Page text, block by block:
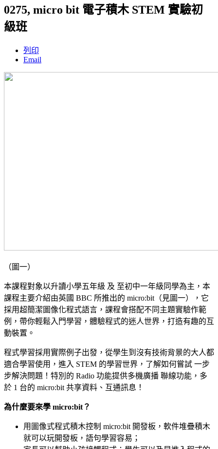
0275, micro bit 電子積木 STEM 實驗初
級班
列印
Email
（圖一）
本課程對象以升讀小學五年級 及 至初中一年級同學為主，本
課程主要介紹由英國 BBC 所推出的 micro:bit（見圖一），它
採用超簡潔圖像化程式語言，課程會搭配不同主題實驗作範
例，帶你輕鬆入門學習，體驗程式的迷人世界，打造有趣的互
動裝置。
程式學習採用實際例子出發，從學生到沒有技術背景的大人都
適合學習使用，進入 STEM 的學習世界，了解如何嘗試 一步
步解決問題！特別的 Radio 功能提供多機廣播 聯線功能，多
於 1 台的 micro:bit 共享資料、互通訊息！
為什麼要來學 micro:bit？
用圖像式程式積木控制 micro:bit 開發板，軟件堆疊積木
就可以玩開發板，語句學習容易；